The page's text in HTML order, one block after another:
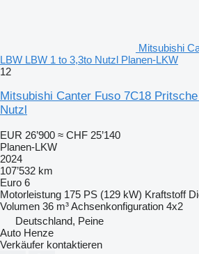
Mitsubishi
LBW LBW 1 to 3,3to Nutzl Planen-LKW
12
Mitsubishi Canter Fuso 7C18
Nutzl
EUR 26’900 ≈ CHF 25’140
Planen-LKW
2024
107’532 km
Euro 6
Motorleistung 175 PS (129 kW) Kraftstoff
Volumen 36 m³Achsenkonfiguration 4x2
Deutschland, Peine
Auto Henze
Verkäufer kontaktieren